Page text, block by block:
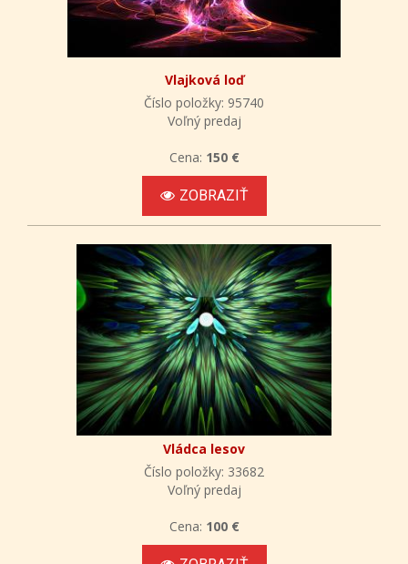
Vlajková loď
Číslo položky: 95740
Voľný predaj
Cena: 150 €
ZOBRAZIŤ
Vládca lesov
Číslo položky: 33682
Voľný predaj
Cena: 100 €